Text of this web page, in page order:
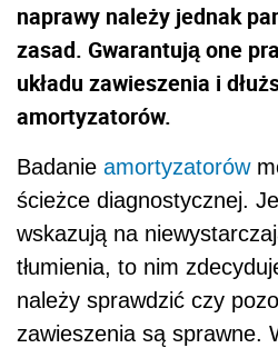
naprawy należy jednak
zasad. Gwarantują one
układu zawieszenia i
amortyzatorów.
Badanie amortyzatorów
ścieżce diagnostycznej.
wskazują na
tłumienia, to nim
należy sprawdzić czy
zawieszenia są sprawne.